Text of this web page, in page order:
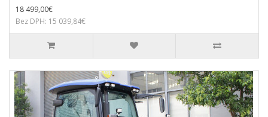
18 499,00€
Bez DPH: 15 039,84€